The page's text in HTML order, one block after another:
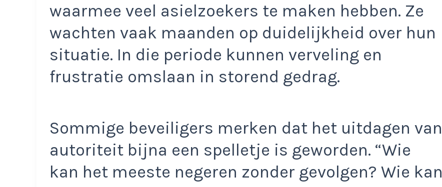
waarmee veel asielzoekers te maken hebben. Ze
wachten vaak maanden op duidelijkheid over hun
situatie. In die periode kunnen verveling en
frustratie omslaan in storend gedrag.
Sommige beveiligers merken dat het uitdagen van
autoriteit bijna een spelletje is geworden. “Wie
kan het meeste negeren zonder gevolgen? Wie kan